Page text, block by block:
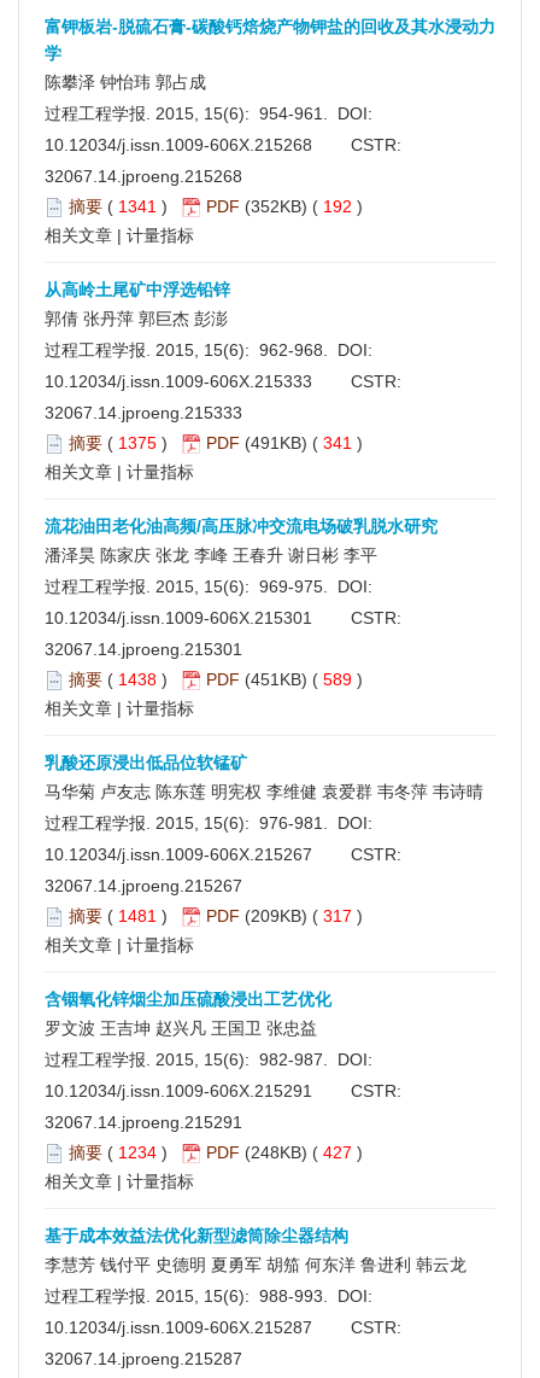
富钾板岩-脱硫石膏-碳酸钙焙烧产物钾盐的回收及其水浸动力
学
陈攀泽 钟怡玮 郭占成
过程工程学报. 2015, 15(6): 954-961. DOI:
10.12034/j.issn.1009-606X.215268
CSTR:
32067.14.jproeng.215268
摘要 ( 1341 ) PDF (352KB) ( 192 )
相关文章 | 计量指标
从高岭土尾矿中浮选铅锌
郭倩 张丹萍 郭巨杰 彭澎
过程工程学报. 2015, 15(6): 962-968. DOI:
10.12034/j.issn.1009-606X.215333
CSTR:
32067.14.jproeng.215333
摘要 ( 1375 ) PDF (491KB) ( 341 )
相关文章 | 计量指标
流花油田老化油高频/高压脉冲交流电场破乳脱水研究
潘泽昊 陈家庆 张龙 李峰 王春升 谢日彬 李平
过程工程学报. 2015, 15(6): 969-975. DOI:
10.12034/j.issn.1009-606X.215301
CSTR:
32067.14.jproeng.215301
摘要 ( 1438 ) PDF (451KB) ( 589 )
相关文章 | 计量指标
乳酸还原浸出低品位软锰矿
马华菊 卢友志 陈东莲 明宪权 李维健 袁爱群 韦冬萍 韦诗晴
过程工程学报. 2015, 15(6): 976-981. DOI:
10.12034/j.issn.1009-606X.215267
CSTR:
32067.14.jproeng.215267
摘要 ( 1481 ) PDF (209KB) ( 317 )
相关文章 | 计量指标
含铟氧化锌烟尘加压硫酸浸出工艺优化
罗文波 王吉坤 赵兴凡 王国卫 张忠益
过程工程学报. 2015, 15(6): 982-987. DOI:
10.12034/j.issn.1009-606X.215291
CSTR:
32067.14.jproeng.215291
摘要 ( 1234 ) PDF (248KB) ( 427 )
相关文章 | 计量指标
基于成本效益法优化新型滤筒除尘器结构
李慧芳 钱付平 史德明 夏勇军 胡笳 何东洋 鲁进利 韩云龙
过程工程学报. 2015, 15(6): 988-993. DOI:
10.12034/j.issn.1009-606X.215287
CSTR:
32067.14.jproeng.215287